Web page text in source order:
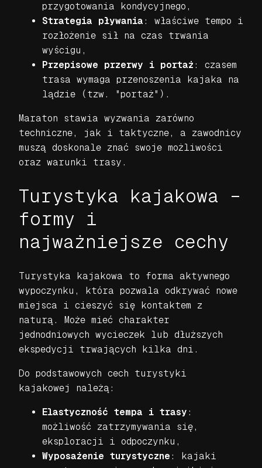
przygotowania kondycyjnego,
Strategia pływania : właściwe tempo i
rozłożenie sił na czas trwania
wyścigu,
Przepisowe przerwy i portaż : czasem
trasa wymaga przenoszenia kajaka na
lądzie (tzw. "portaż").
Maraton stawia wyzwania zarówno
techniczne, jak i taktyczne, a zawodnicy
muszą doskonale znać swoje możliwości
oraz warunki trasy.
Turystyka kajakowa –
formy i
najważniejsze cechy
Turystyka kajakowa to forma aktywnego
wypoczynku, która pozwala odkrywać nowe
miejsca i cieszyć się kontaktem z
naturą. Może mieć charakter
jednodniowych wycieczek lub dłuższych
ekspedycji trwających kilka dni.
Do podstawowych cech turystyki
kajakowej należą:
Elastyczność tempa i trasy :
możliwość zatrzymywania się,
eksploracji i odpoczynku,
Wyposażenie turystyczne : kajaki